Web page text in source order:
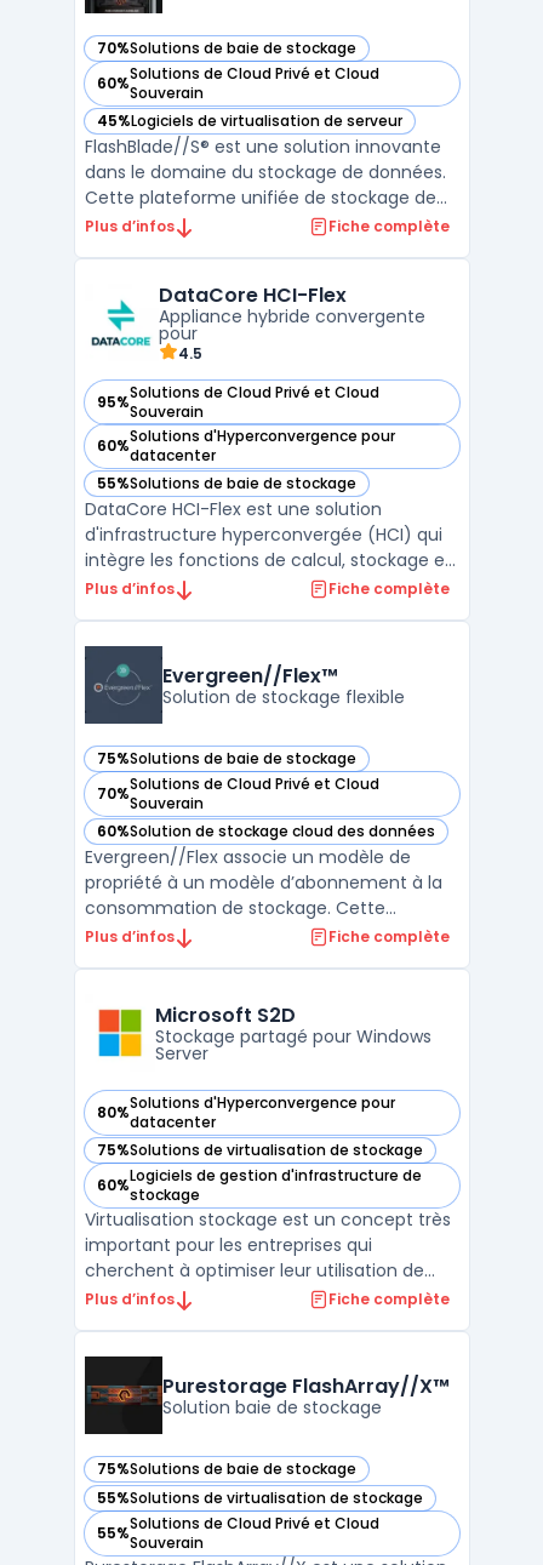
70%Solutions de baie de stockage
— voir Purestorage FlashStack® dans cette catégorie
60%Solutions de Cloud Privé et Cloud
Souverain
— voir Purestorage FlashStack® dans cette catégorie
45%Logiciels de virtualisation de serveur
— voir Purestorage FlashStack® dans cette catégorie
FlashBlade//S® est une solution innovante
dans le domaine du stockage de données.
Cette plateforme unifiée de stockage de
fichiers et d'objets est entièrement basée
nécessitant une baie de stockage de très
grande c ...
Plus d’infos Fiche complète
DataCore HCI-Flex
Appliance hybride convergente
pour
4.5
95%Solutions de Cloud Privé et Cloud
Souverain
— voir DataCore HCI-Flex dans cette catégorie
60%Solutions d'Hyperconvergence pour
datacenter
— voir DataCore HCI-Flex dans cette catégorie
55%Solutions de baie de stockage
— voir DataCore HCI-Flex dans cette catégorie
DataCore HCI-Flex est une solution
d'infrastructure hyperconvergée (HCI) qui
intègre les fonctions de calcul, stockage et
réseau dans une seule appliance. Cette
complexité et les coûts. DataCore HCI-Flex
se distingue par sa ...
Plus d’infos Fiche complète
Evergreen//Flex™
Solution de stockage flexible
75%Solutions de baie de stockage
— voir Evergreen//Flex™ dans cette catégorie
70%Solutions de Cloud Privé et Cloud
Souverain
— voir Evergreen//Flex™ dans cette catégorie
60%Solution de stockage cloud des données
— voir Evergreen//Flex™ dans cette catégorie
Evergreen//Flex associe un modèle de
propriété à un modèle d’abonnement à la
consommation de stockage. Cette
combinaison offre un coût initial inférieur
approche, les entreprises peuvent libérer
des ressources financières po ...
Plus d’infos Fiche complète
Microsoft S2D
Stockage partagé pour Windows
Server
80%Solutions d'Hyperconvergence pour
datacenter
— voir Microsoft S2D dans cette catégorie
75%Solutions de virtualisation de stockage
— voir Microsoft S2D dans cette catégorie
60%Logiciels de gestion d'infrastructure de
stockage
— voir Microsoft S2D dans cette catégorie
Virtualisation stockage est un concept très
important pour les entreprises qui
cherchent à optimiser leur utilisation de
stockage de données. Avec Microsoft S2D,
des performances et une évolutivité
exceptionne ...
Plus d’infos Fiche complète
Purestorage FlashArray//X™
Solution baie de stockage
75%Solutions de baie de stockage
— voir Purestorage FlashArray//X™ dans cette catégorie
55%Solutions de virtualisation de stockage
— voir Purestorage FlashArray//X™ dans cette catégorie
55%Solutions de Cloud Privé et Cloud
Souverain
— voir Purestorage FlashArray//X™ dans cette catégorie